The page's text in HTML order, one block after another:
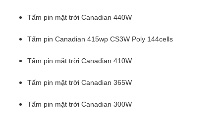
Tấm pin mặt trời Canadian 440W
Tấm pin Canadian 415wp CS3W Poly 144cells
Tấm pin mặt trời Canadian 410W
Tấm pin mặt trời Canadian 365W
Tấm pin mặt trời Canadian 300W